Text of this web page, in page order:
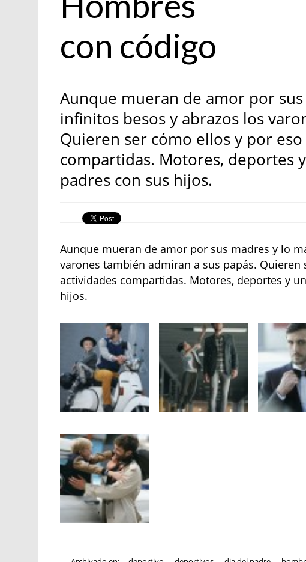
con código
Aunque mueran de amor por
infinitos besos y abrazos los
Quieren ser cómo ellos y por
compartidas. Motores, deportes
padres con sus hijos.
Aunque mueran de amor por sus madres y lo
varones también admiran a sus papás.
actividades compartidas. Motores, deportes y
hijos.